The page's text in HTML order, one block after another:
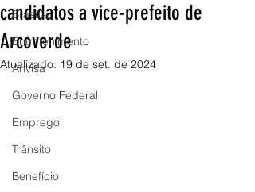
Brasília
Entretenimento
Anvisa
Governo Federal
Emprego
Trânsito
Benefício
candidatos a vice-prefeito de
Arcoverde
Atualizado: 19 de set. de 2024